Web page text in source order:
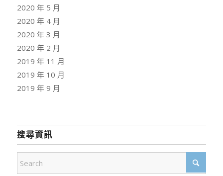
2020 年 5 月
2020 年 4 月
2020 年 3 月
2020 年 2 月
2019 年 11 月
2019 年 10 月
2019 年 9 月
搜尋資訊